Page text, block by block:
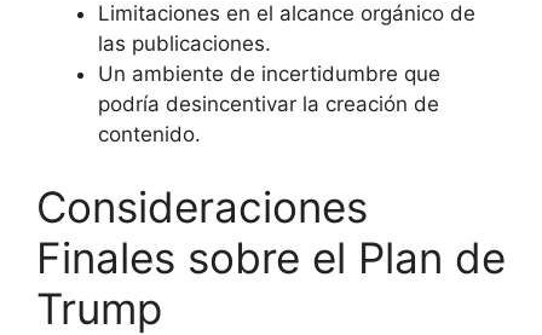
Limitaciones en el alcance orgánico de
las publicaciones.
Un ambiente de incertidumbre que
podría desincentivar la creación de
contenido.
Consideraciones
Finales sobre el Plan de
Trump